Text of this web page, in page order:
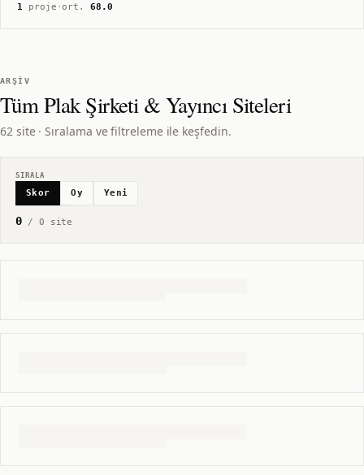
1proje ·ort.68.0
ARŞIV
TümPlak Şirketi & YayıncıSiteleri
62 site · Sıralama ve filtreleme ile keşfedin.
SIRALA
Skor Oy Yeni
0/ 0 site